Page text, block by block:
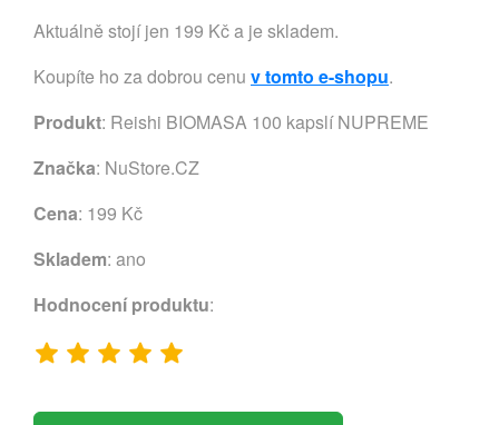
Aktuálně stojí jen 199 Kč a je skladem.
Koupíte ho za dobrou cenu v tomto e-shopu.
Produkt: Reishi BIOMASA 100 kapslí NUPREME
Značka: NuStore.CZ
Cena: 199 Kč
Skladem: ano
Hodnocení produktu: